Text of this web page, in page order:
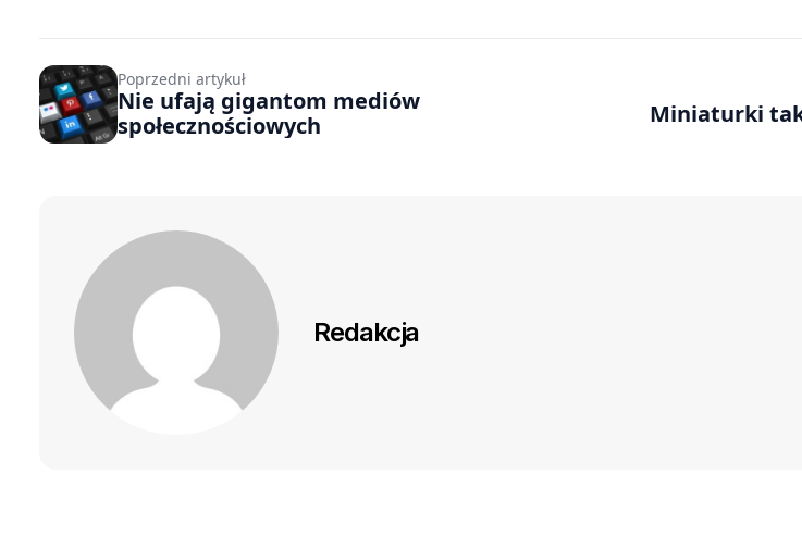
Poprzedni artykuł
Nie ufają gigantom mediów
społecznościowych
Miniaturki
Redakcja